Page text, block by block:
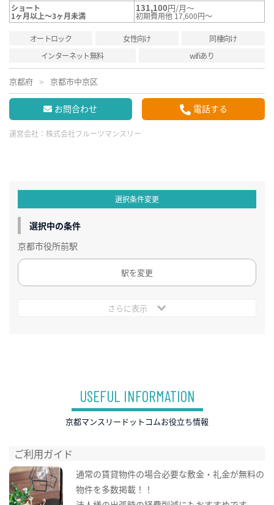
ショート
1ヶ月以上～3ヶ月未満
131,100円/月～
初期費用他 17,600円～
オートロック 女性向け
同棲向け
インターネット無料
wifiあり
京都府 京都市中京区
お問合わせ 電話する
運営会社： 株式会社フルーツマンスリー
選択条件変更
選択中の条件
京都市役所前駅
駅を変更
さらに表示
USEFUL INFORMATION
京都マンスリードットコムお役立ち情報
ご利用ガイド
通常の賃貸物件の場合必要な敷金・礼金が無料の
物件を多数掲載！！